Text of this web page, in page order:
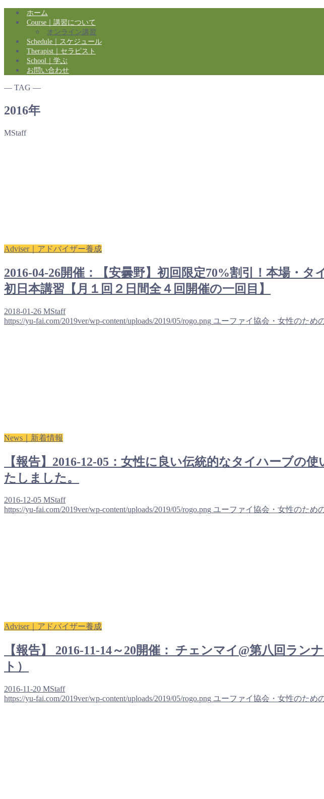
ホーム
Course｜講習について
オンライン講習
Schedule｜スケジュール
Therapist｜セラピスト
School｜学ぶ
お問い合わせ
― TAG ―
2016年
MStaff
Adviser｜アドバイザー養成
2016-04-26開催：【安曇野】初回限定70%割引！本場・
初日本講習【月１回２日間全４回開催の一回目】
2018-01-26 MStaff
https://yu-fai.com/2019ver/wp-content/uploads/2019/05/rogo.png ユーファイ協会・女性のため
News｜新着情報
【報告】2016-12-05：女性に良い伝統的なタイハーブの
たしました。
2016-12-05 MStaff
https://yu-fai.com/2019ver/wp-content/uploads/2019/05/rogo.png ユーファイ協会・女性のため
Adviser｜アドバイザー養成
【報告】 2016-11-14～20開催： チェンマイ@第八回ラ
ト）
2016-11-20 MStaff
https://yu-fai.com/2019ver/wp-content/uploads/2019/05/rogo.png ユーファイ協会・女性のため